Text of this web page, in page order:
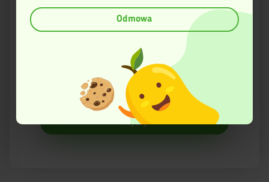
Dowiedz się więcej odnośnie tego, jak Twoje osobiste dane
są przetwarzane oraz ustaw własne preferencje w
. W Deklaracji plików cookie możesz zmienić lub
wycofać swoją zgodę w dowolnej chwili.
Ta strona korzysta z plików cookies w celu poprawy
swojego funkcjonowania oraz w celach analitycznych.
Więcej informacji znajduje się w Polityce prywatności.
Odmowa
Wyślij